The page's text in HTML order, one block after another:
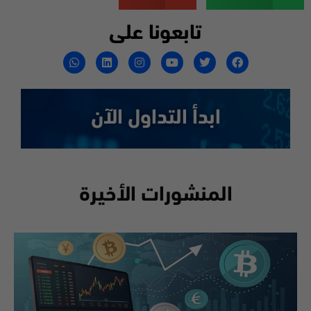
تابعونا على
ابدأ التداول الآن
المنشورات الأخيرة